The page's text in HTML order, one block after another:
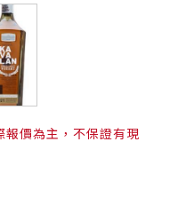
價為主，不保證有現